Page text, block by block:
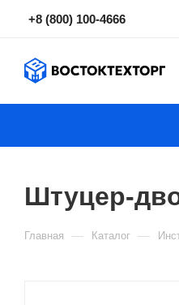
+8 (800) 100-4666
Штуцер-
Главная — Каталог —